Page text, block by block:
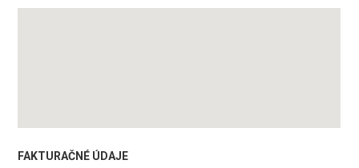
FAKTURAČNÉ ÚDAJE